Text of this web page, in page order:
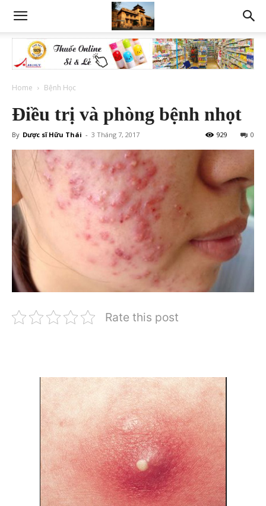
Home Bệnh Học
Điều trị và phòng bệnh nhọt
By Dược sĩ Hữu Thái - 3 Tháng 7, 2017 0
929
Rate this post